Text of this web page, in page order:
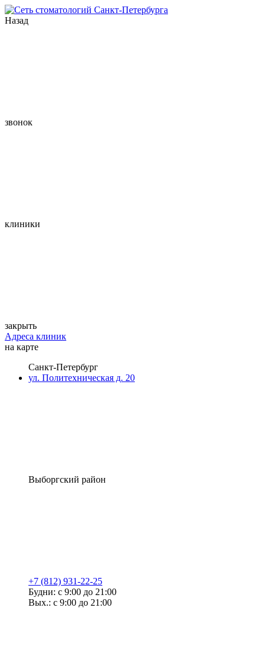
Назад
звонок
клиники
закрыть
Адреса клиник
на карте
Санкт-Петербург
ул. Политехническая д. 20
Выборгский район
+7 (812) 931-22-25
Будни: с 9:00 до 21:00
Вых.: с 9:00 до 21:00